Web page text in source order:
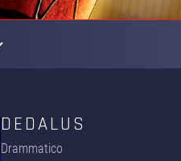
DEDALUS
Drammatico